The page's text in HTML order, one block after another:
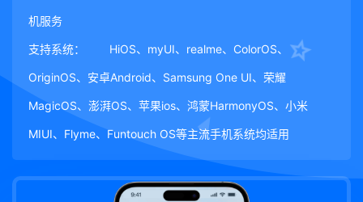
机服务
支持系统： HiOS、myUI、realme、ColorOS、
OriginOS、安卓Android、Samsung One UI、荣耀
MagicOS、澎湃OS、苹果ios、鸿蒙HarmonyOS、小米
MIUI、Flyme、Funtouch OS等主流手机系统均适用